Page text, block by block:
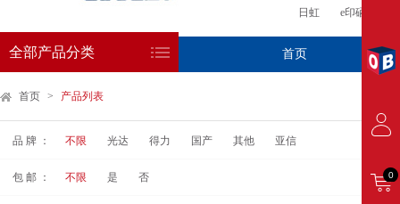
日虹 e印硒鼓
全部产品分类 首页 专
首页 > 产品列表
品 牌 ： 不限 光达 得力 国产 其他 亚信
包 邮 ： 不限 是 否 0